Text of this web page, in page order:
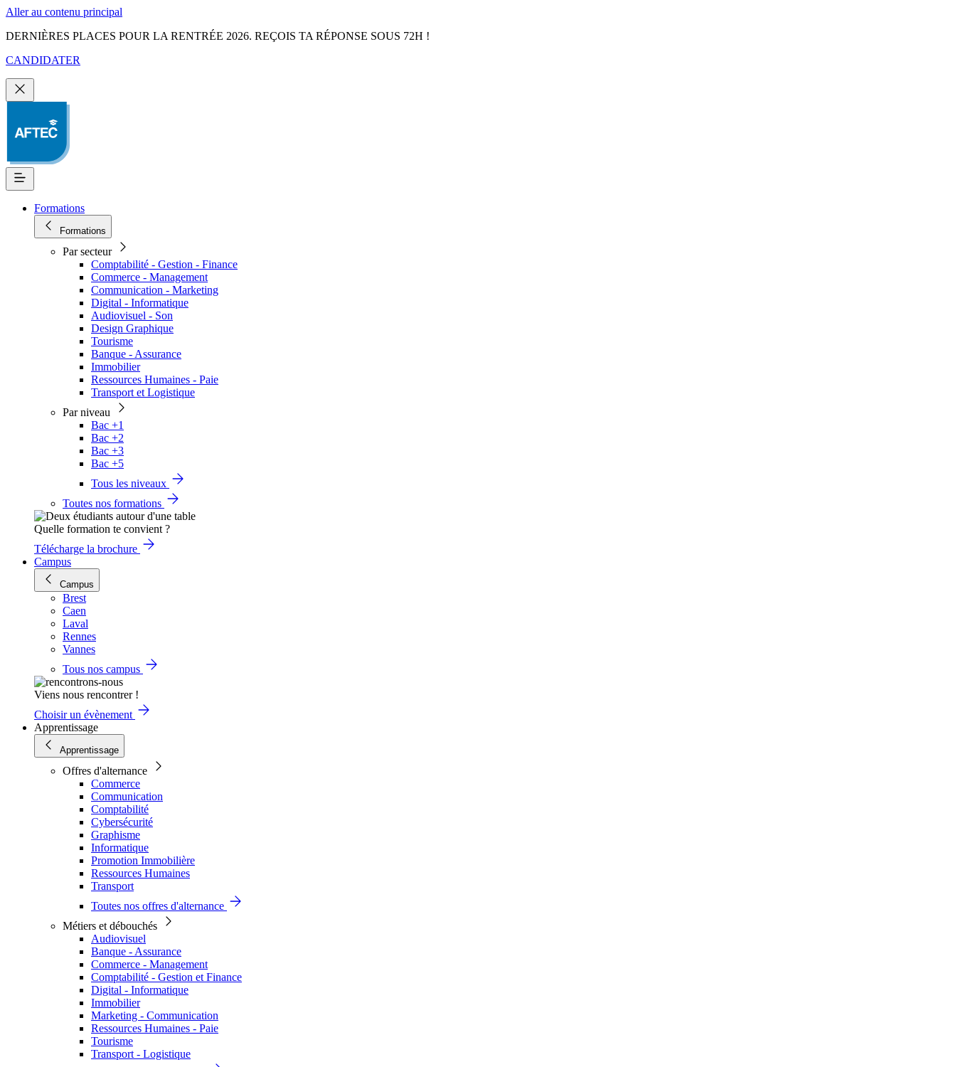
Aller au contenu principal
DERNIÈRES PLACES POUR LA RENTRÉE 2026. REÇOIS TA RÉPONSE SOUS 72H !
CANDIDATER
Formations
Formations
Par secteur
Comptabilité - Gestion - Finance
Commerce - Management
Communication - Marketing
Digital - Informatique
Audiovisuel - Son
Design Graphique
Tourisme
Banque - Assurance
Immobilier
Ressources Humaines - Paie
Transport et Logistique
Par niveau
Bac +1
Bac +2
Bac +3
Bac +5
Tous les niveaux
Toutes nos formations
Quelle formation te convient ?
Télécharge la brochure
Campus
Campus
Brest
Caen
Laval
Rennes
Vannes
Tous nos campus
Viens nous rencontrer !
Choisir un évènement
Apprentissage
Apprentissage
Offres d'alternance
Commerce
Communication
Comptabilité
Cybersécurité
Graphisme
Informatique
Promotion Immobilière
Ressources Humaines
Transport
Toutes nos offres d'alternance
Métiers et débouchés
Audiovisuel
Banque - Assurance
Commerce - Management
Comptabilité - Gestion et Finance
Digital - Informatique
Immobilier
Marketing - Communication
Ressources Humaines - Paie
Tourisme
Transport - Logistique